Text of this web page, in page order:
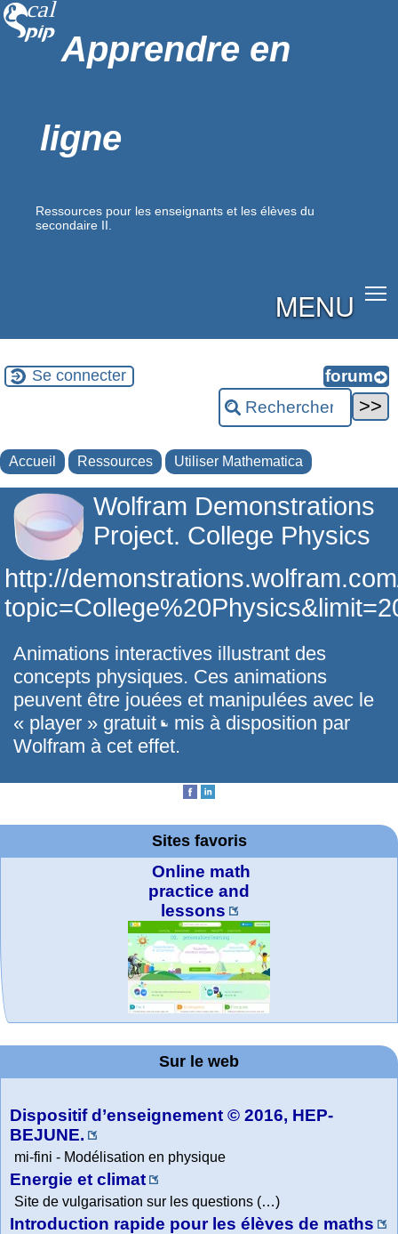
Apprendre en
ligne
Ressources pour les enseignants et les élèves du
secondaire II.
MENU
Se connecter
Accueil Ressources Utiliser Mathematica
Wolfram Demonstrations
Project. College Physics
http://
Animations interactives illustrant des
concepts physiques. Ces animations
peuvent être jouées et manipulées avec le
« player » gratuit
mis à disposition par
Wolfram à cet effet.
Sites favoris
Wolfram
Mathematica
Tutorial
Collection
Online math
practice and
lessons
TED Talks
MATHCURVE.CO
M
Arts-Scènes
Wolfram
Education Portal
Wolfram web
resources
La société 2018
expliquée à mon
grand-père
WolframTones :
Generate a
Composition
Office fédéral de
la statistique
Sur le web
Dispositif d’enseignement © 2016, HEP-
BEJUNE.
mi-fini - Modélisation en physique
Energie et climat
Site de vulgarisation sur les questions (…)
Introduction rapide pour les élèves de maths